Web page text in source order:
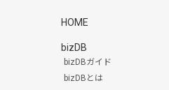
HOME
bizDB
bizDBガイド
bizDBとは